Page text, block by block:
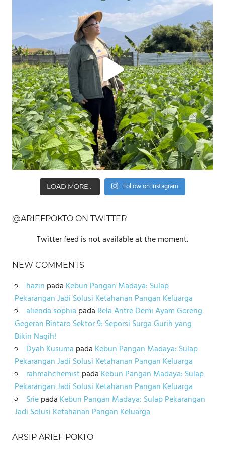
LOAD MORE... Follow on Instagram
@ARIEFPOKTO ON TWITTER
Twitter feed is not available at the moment.
NEW COMMENTS
hazin pada Kebun Pangan Madaya: Sulap
Pekarangan Jadi Solusi Ketahanan Pangan Keluarga
alienda sophia pada Rela Antre Demi Ayam Goreng
Gegeran Bintaro Sektor 9: Seporsi Surga Gurih yang
Bikin Nagih!
Dyah Kusuma pada Kebun Pangan Madaya: Sulap
Pekarangan Jadi Solusi Ketahanan Pangan Keluarga
rahmahchemistpada Kebun Pangan Madaya: Sulap
Pekarangan Jadi Solusi Ketahanan Pangan Keluarga
Sriepada Kebun Pangan Madaya: Sulap Pekarangan
Jadi Solusi Ketahanan Pangan Keluarga
ARSIP ARIEF POKTO